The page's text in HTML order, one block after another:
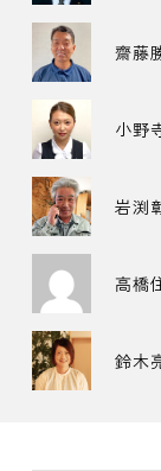
齋藤
小野
岩渕
高橋
鈴木